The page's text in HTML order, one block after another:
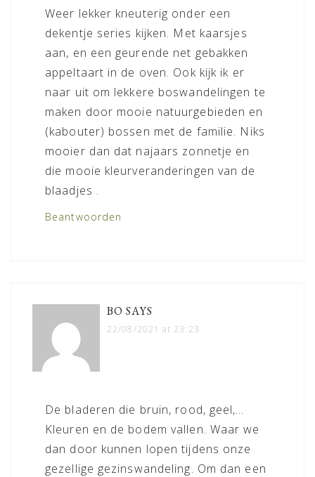
Weer lekker kneuterig onder een
dekentje series kijken. Met kaarsjes
aan, en een geurende net gebakken
appeltaart in de oven. Ook kijk ik er
naar uit om lekkere boswandelingen te
maken door mooie natuurgebieden en
(kabouter) bossen met de familie. Niks
mooier dan dat najaars zonnetje en
die mooie kleurveranderingen van de
blaadjes .
Beantwoorden
BO SAYS
22/08/2021 at 23:23
De bladeren die bruin, rood, geel,…
Kleuren en de bodem vallen. Waar we
dan door kunnen lopen tijdens onze
gezellige gezinswandeling. Om dan een